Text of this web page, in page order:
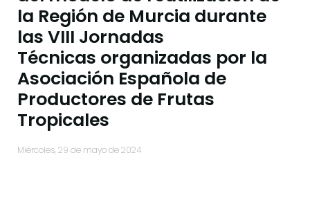
la Región de Murcia durante
las VIII Jornadas
Técnicas organizadas por la
Asociación Española de
Productores de Frutas
Tropicales
miércoles, 29 de mayo de 2024